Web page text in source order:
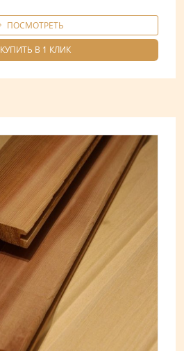
ПОСМОТРЕТЬ
КУПИТЬ В 1 КЛИК